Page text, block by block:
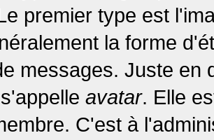
premier type est
la forme
messages. Juste en
avatar. Elle
C'est à